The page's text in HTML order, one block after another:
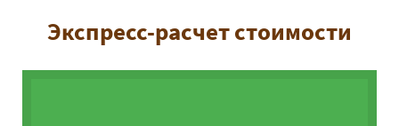
Экспресс-расчет стоимости